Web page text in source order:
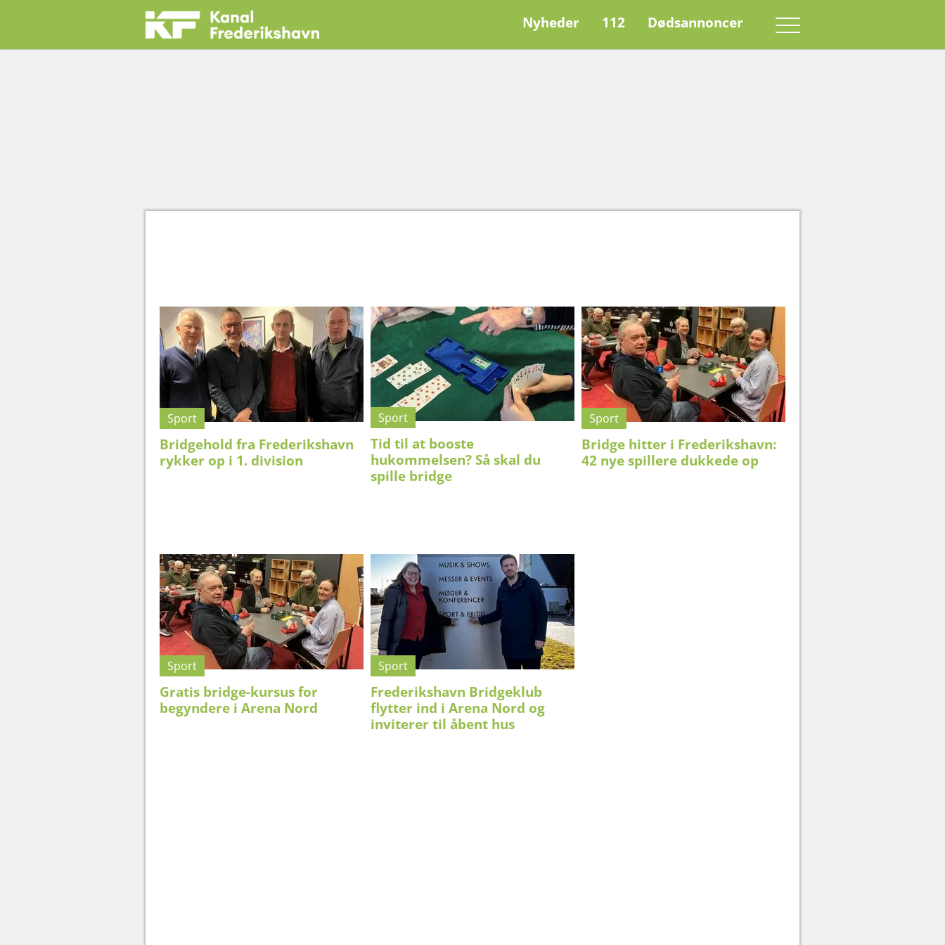
Nyheder 112 Dødsannoncer
Sport
Bridgehold fra Frederikshavn
rykker op i 1. division
Sport
Tid til at booste
hukommelsen? Så skal du
spille bridge
Sport
Bridge hitter i Frederikshavn:
42 nye spillere dukkede op
Sport
Gratis bridge-kursus for
begyndere i Arena Nord
Sport
Frederikshavn Bridgeklub
flytter ind i Arena Nord og
inviterer til åbent hus